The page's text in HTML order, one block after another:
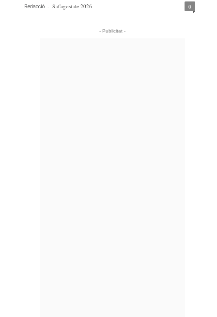
Redacció - 8 d'agost de 2026 0
- Publicitat -